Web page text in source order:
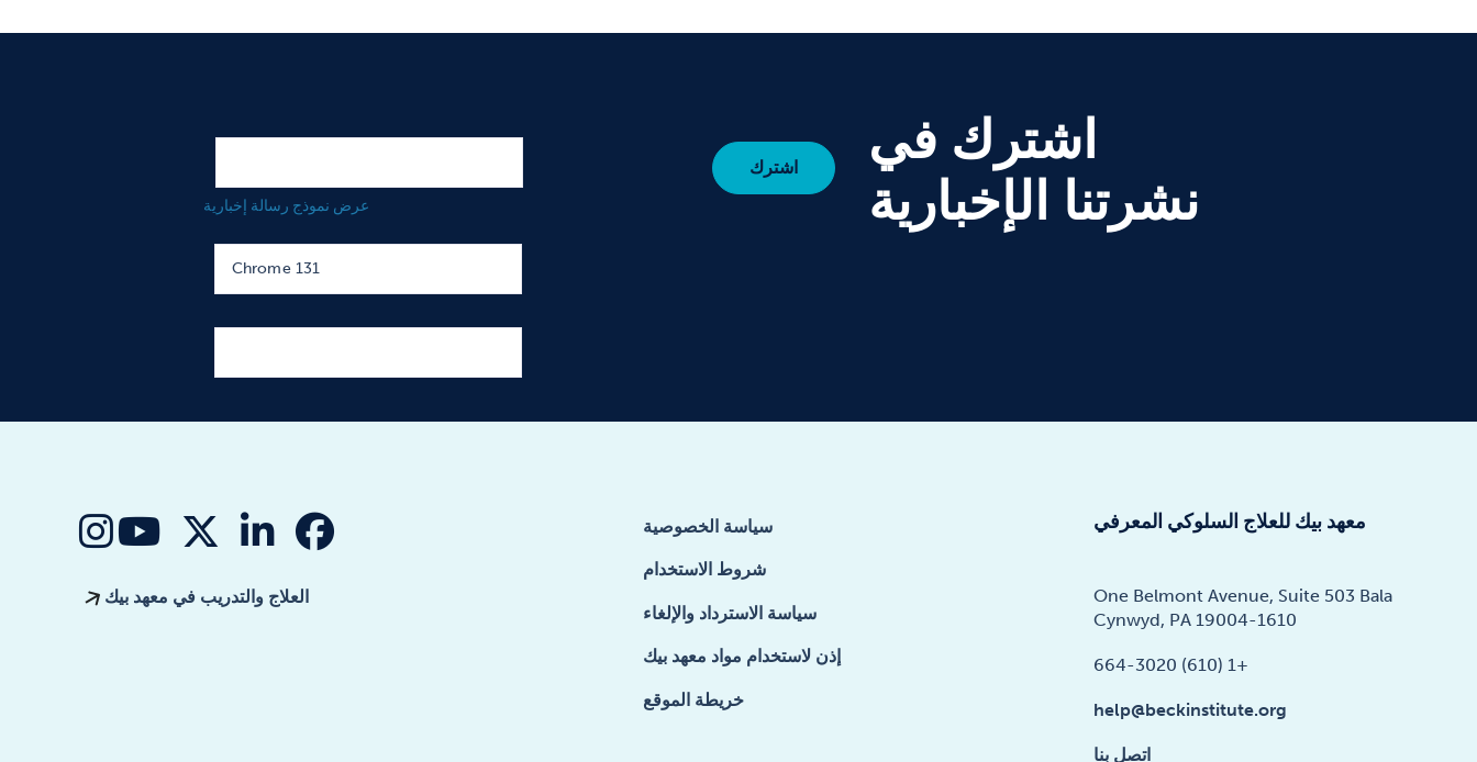
اشترك في
نشرتنا الإخبارية
عرض نموذج رسالة إخبارية
معهد بيك للعلاج السلوكي المعرفي
One Belmont Avenue, Suite 503 Bala
Cynwyd, PA 19004-1610
+1 (610) 664-3020
help@beckinstitute.org
اتصل بنا
سياسة الخصوصية
شروط الاستخدام
سياسة الاسترداد والإلغاء
إذن لاستخدام مواد معهد بيك
خريطة الموقع
فاب فا الفيسبوك
fa-linkedin-in
فاب FA-X-تويترفاب فا-
العلاج والتدريب في معهد بيك